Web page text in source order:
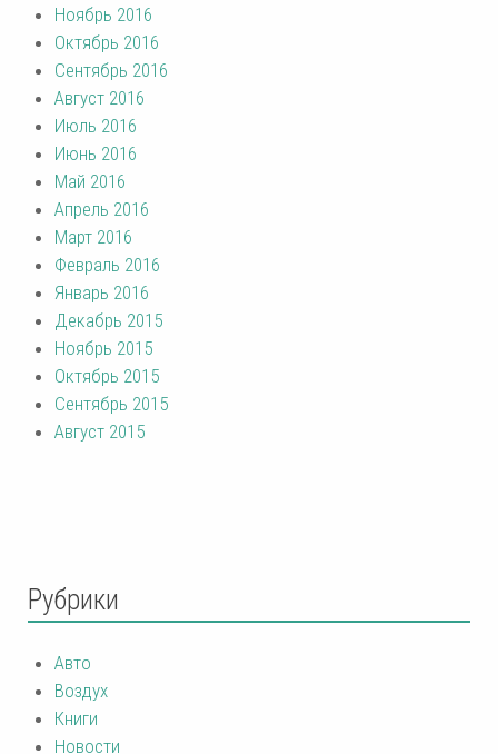
Ноябрь 2016
Октябрь 2016
Сентябрь 2016
Август 2016
Июль 2016
Июнь 2016
Май 2016
Апрель 2016
Март 2016
Февраль 2016
Январь 2016
Декабрь 2015
Ноябрь 2015
Октябрь 2015
Сентябрь 2015
Август 2015
Рубрики
Авто
Воздух
Книги
Новости